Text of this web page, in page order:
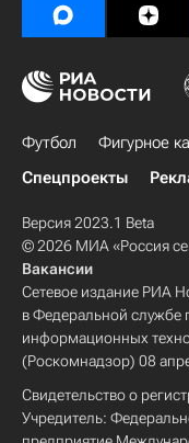
Футбол Фигурное
Спецпроекты
Версия 2023.1 Beta
© 2026 МИА «Россия
Вакансии
Сетевое издание РИА
в Федеральной службе
информационных
(Роскомнадзор) 08
Свидетельство о
Учредитель: